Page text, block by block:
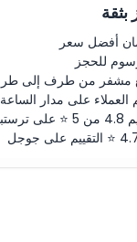
بثقة
أفضل سعر
للحجز
مشفر من طرف إلى
العملاء على مدار الساعة
على جوجل